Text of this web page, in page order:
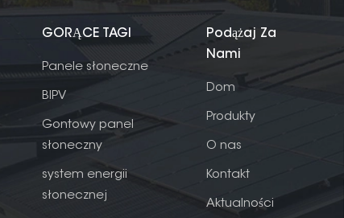
GORĄCE TAGI
Panele słoneczne
BIPV
Gontowy panel
słoneczny
system energii
słonecznej
Podążaj Za
Nami
Dom
Produkty
O nas
Kontakt
Aktualności